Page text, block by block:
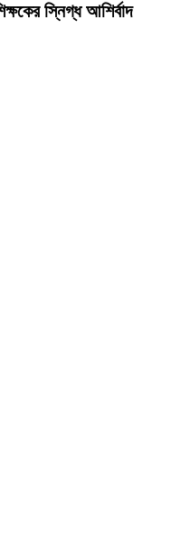
স্নিগ্ধ আশির্বাদ